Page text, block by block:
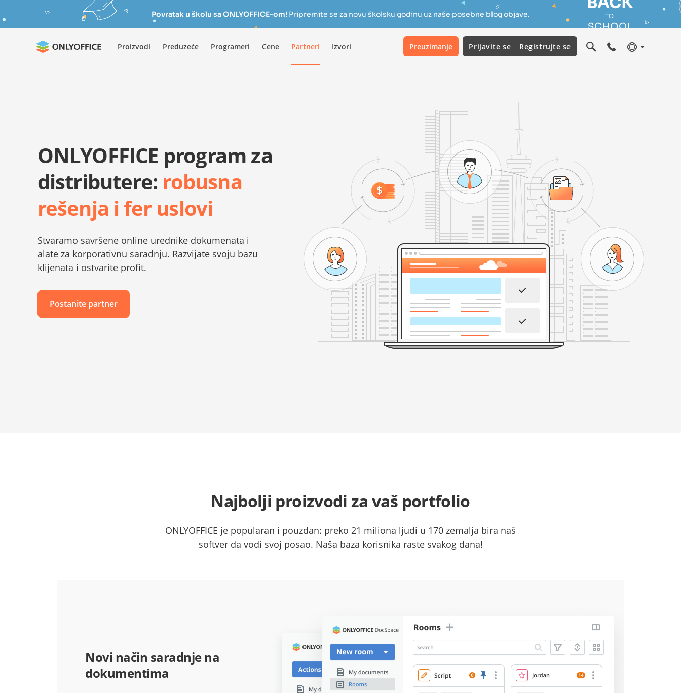
Povratak u školu sa ONLYOFFICE-om!Pripremite se za novu školsku godinu uz naše posebne blog objave.
Proizvodi Preduzeće Programeri Cene Partneri Izvori Preuzimanje Prijavite se Registrujte se
ONLYOFFICE program za
distributere: robusna
rešenja i fer uslovi
Stvaramo savršene online urednike dokumenata i
alate za korporativnu saradnju. Razvijate svoju bazu
klijenata i ostvarite profit.
Postanite partner
Najbolji proizvodi za vaš portfolio
ONLYOFFICE je popularan i pouzdan: preko 21 miliona ljudi u 170 zemalja bira naš
softver da vodi svoj posao. Naša baza korisnika raste svakog dana!
Novi način saradnje na
dokumentima